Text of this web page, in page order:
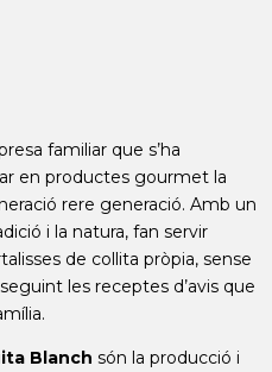
familiar que s’ha
en productes gourmet la
rere generació. Amb un
i la natura, fan servir
de collita pròpia, sense
les receptes d’avis que
Blanch són la producció i